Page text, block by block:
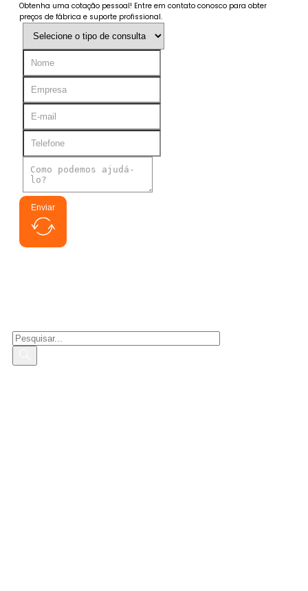
Obtenha uma cotação pessoal! Entre em contato conosco para obter
preços de fábrica e suporte profissional.
Enviar
Pesquisar